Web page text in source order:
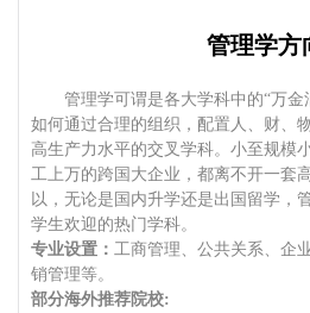
管理学方
管理学可谓是各大学科中的“万金
如何通过合理的组织，配置人、财、
高生产力水平的交叉学科。小至规模
工上万的跨国大企业，都离不开一套
以，无论是国内升学还是出国留学，
学生欢迎的热门学科。
专业设置： 工商管理、公共关系、 企
销管理等。
部分海外推荐院校: